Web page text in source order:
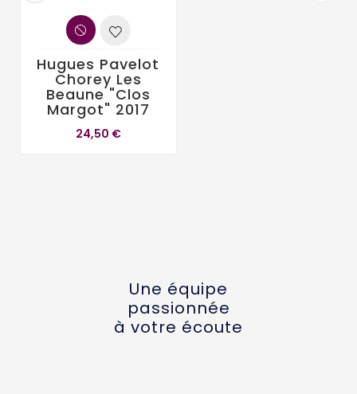
Hugues Pavelot
Chorey Les
Beaune "Clos
Margot" 2017
24,50 €
Une équipe
passionnée
à votre écoute